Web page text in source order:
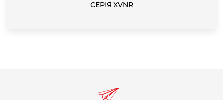
СЕРІЯ XVNR